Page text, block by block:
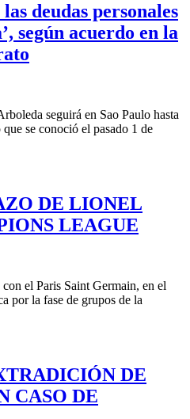
deudas personales
según acuerdo en la
seguirá en Sao Paulo hasta
se conoció el pasado 1 de
DE LIONEL
LEAGUE
el Paris Saint Germain, en el
por la fase de grupos de la
DE
CASO DE